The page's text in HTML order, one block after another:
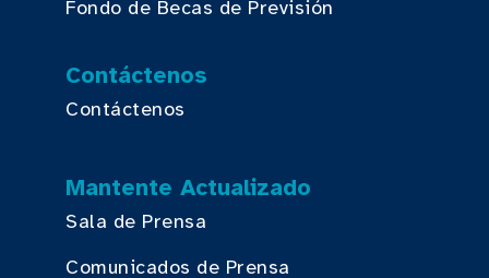
Fondo de Becas de Previsión
Contáctenos
Contáctenos
Mantente Actualizado
Sala de Prensa
Comunicados de Prensa